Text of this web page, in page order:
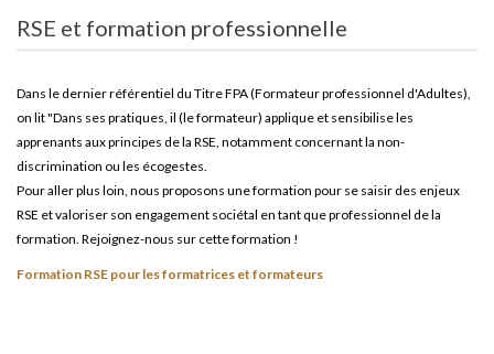
RSE et formation professionnelle
Dans le dernier référentiel du Titre FPA (Formateur professionnel d'Adultes),
on lit "Dans ses pratiques, il (le formateur) applique et sensibilise les
apprenants aux principes de la RSE, notamment concernant la non-
discrimination ou les écogestes.
Pour aller plus loin, nous proposons une formation pour se saisir des enjeux
RSE et valoriser son engagement sociétal en tant que professionnel de la
formation. Rejoignez-nous sur cette formation !
Formation RSE pour les formatrices et formateurs